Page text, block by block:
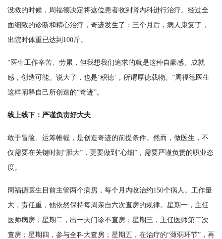
没救的时候，周福德决定将这位患者收到肾内科进行治疗。经过全
面细致的诊断和精心治疗，奇迹发生了：三个月后，病人康复了，
出院时体重已达到100斤。
“医生工作辛苦、劳累，但我想我们追求的就是这种自豪感、成就
感，创造可能。说大了，也是‘积德’，所谓厚德载物。”周福德医生
这样阐释自己所创造的“奇迹”。
线上线下：严谨负责好大夫
敢于冒险、运筹帷幄，是创造奇迹的前提条件。然而，做医生，不
仅需要在关键时刻“胆大”，更要做到“心细”，需要严谨负责的职业态
度。
周福德医生目前主管两个病房，每个月内收治约150个病人。工作量
大，责任重，他依然保持每周亲自六次查房的规律。星期一，主任
医师病房；星期二，出一天门诊不查房；星期三，主任医师第二次
查房；星期四，参与全科大查房；星期五，在治疗的“薄弱环节”，再